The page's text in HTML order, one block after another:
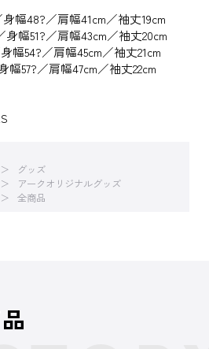
幅48?／肩幅41cm／袖丈19cm
幅51?／肩幅43cm／袖丈20cm
幅54?／肩幅45cm／袖丈21cm
幅57?／肩幅47cm／袖丈22cm
グッズ
アークオリジナルグッズ
全商品